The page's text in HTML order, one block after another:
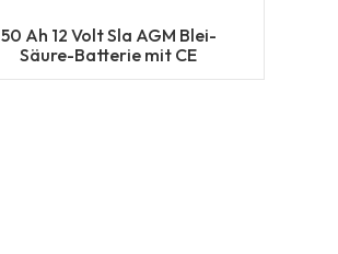
50 Ah 12 Volt Sla AGM Blei-
Säure-Batterie mit CE